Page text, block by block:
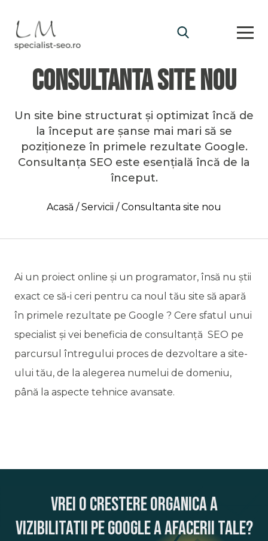
Consultanta site nou
Un site bine structurat și optimizat încă de
la început are șanse mai mari să se
poziționeze în primele rezultate Google.
Consultanța SEO este esențială încă de la
început.
Acasă /Servicii /Consultanta site nou
Ai un proiect online și un programator, însă nu știi
exact ce să-i ceri pentru ca noul tău site să apară
în primele rezultate pe Google ? Cere sfatul unui
specialist și vei beneficia de consultanță SEO pe
parcursul întregului proces de dezvoltare a site-
ului tău, de la alegerea numelui de domeniu,
până la aspecte tehnice avansate.
VREI O CRESTERE ORGANICA A
VIZIBILITATII PE GOOGLE A AFACERII TALE?